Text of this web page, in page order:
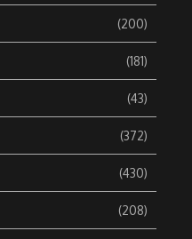
(200)
(181)
(43)
(372)
(430)
(208)